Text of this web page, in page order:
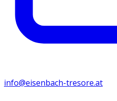
info@eisenbach-tresore.at